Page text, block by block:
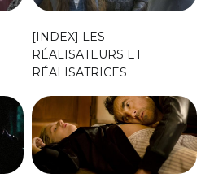
[INDEX] LES
RÉALISATEURS ET
RÉALISATRICES